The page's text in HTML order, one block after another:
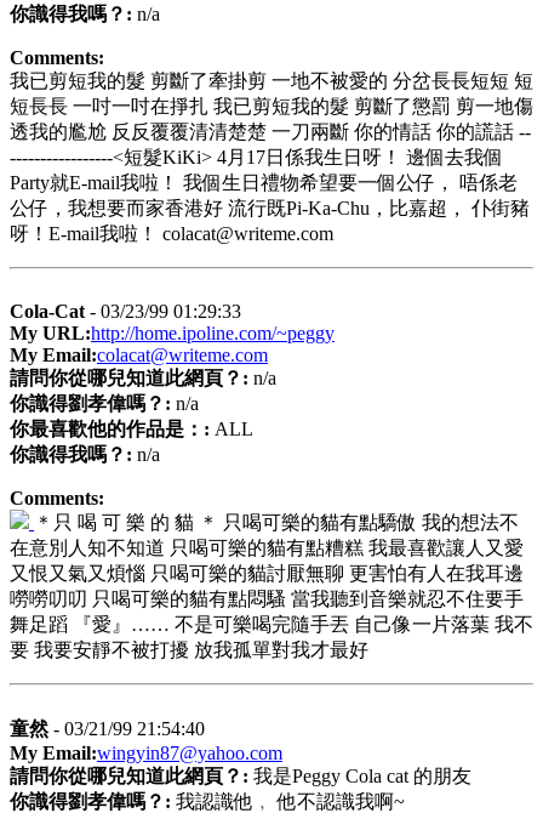
你識得我嗎？: n/a
Comments:
我已剪短我的髮 剪斷了牽掛剪 一地不被愛的 分岔長長短短 短
短長長 一吋一吋在掙扎 我已剪短我的髮 剪斷了懲罰 剪一地傷
透我的尷尬 反反覆覆清清楚楚 一刀兩斷 你的情話 你的謊話 --
-----------------<短髮KiKi> 4月17日係我生日呀！ 邊個去我個
Party就E-mail我啦！ 我個生日禮物希望要一個公仔， 唔係老
公仔，我想要而家香港好 流行既Pi-Ka-Chu，比嘉超， 仆街豬
呀！E-mail我啦！ colacat@writeme.com
Cola-Cat - 03/23/99 01:29:33
My URL:http://home.ipoline.com/~peggy
My Email:colacat@writeme.com
請問你從哪兒知道此網頁？: n/a
你識得劉孝偉嗎？: n/a
你最喜歡他的作品是：: ALL
你識得我嗎？: n/a
Comments:
＊只 喝 可 樂 的 貓 ＊ 只喝可樂的貓有點驕傲 我的想法不
在意別人知不知道 只喝可樂的貓有點糟糕 我最喜歡讓人又愛
又恨又氣又煩惱 只喝可樂的貓討厭無聊 更害怕有人在我耳邊
嘮嘮叨叨 只喝可樂的貓有點悶騷 當我聽到音樂就忍不住要手
舞足蹈 『愛』…… 不是可樂喝完隨手丟 自己像一片落葉 我不
要 我要安靜不被打擾 放我孤單對我才最好
童然- 03/21/99 21:54:40
My Email:wingyin87@yahoo.com
請問你從哪兒知道此網頁？: 我是Peggy Cola cat 的朋友
你識得劉孝偉嗎？: 我認識他﹐ 他不認識我啊~